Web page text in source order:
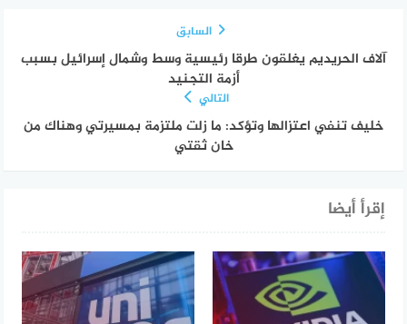
السابق
آلاف الحريديم يغلقون طرقا رئيسية وسط وشمال إسرائيل بسبب
أزمة التجنيد
التالي
خليف تنفي اعتزالها وتؤكد: ما زلت ملتزمة بمسيرتي وهناك من
خان ثقتي
إقرأ أيضا